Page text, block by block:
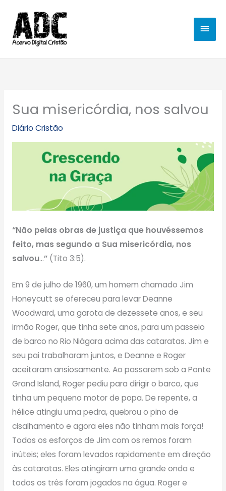
para
conteúdo
Sua misericórdia, nos salvou
Diário Cristão
“Não pelas obras de justiça que houvéssemos
feito, mas segundo a Sua misericórdia, nos
salvou…”(Tito 3:5).
Em 9 de julho de 1960, um homem chamado Jim
Honeycutt se ofereceu para levar Deanne
Woodward, uma garota de dezessete anos, e seu
irmão Roger, que tinha sete anos, para um passeio
de barco no Rio Niágara acima das cataratas. Jim e
seu pai trabalharam juntos, e Deanne e Roger
aceitaram ansiosamente. Ao passarem sob a Ponte
Grand Island, Roger pediu para dirigir o barco, que
tinha um pequeno motor de popa. De repente, a
hélice atingiu uma pedra, quebrou o pino de
cisalhamento e agora eles não tinham mais força!
Todos os esforços de Jim com os remos foram
inúteis; eles foram levados rapidamente em direção
às cataratas. Eles atingiram uma grande onda e
todos os três foram jogados na água. Roger e